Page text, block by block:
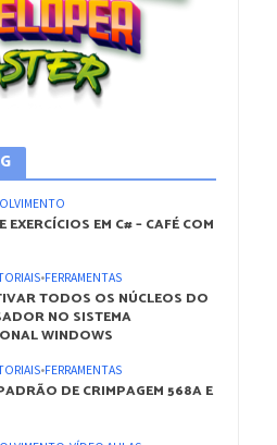
EXERCÍCIOS EM C# – CAFÉ COM
•FERRAMENTAS
TODOS OS NÚCLEOS DO
NO SISTEMA
WINDOWS
•FERRAMENTAS
DE CRIMPAGEM 568A E